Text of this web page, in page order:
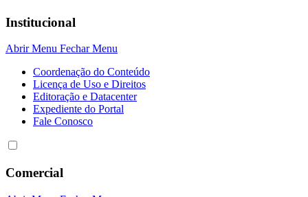
Institucional
Abrir Menu Fechar Menu
Coordenação do Conteúdo
Licença de Uso e Direitos
Editoração e Datacenter
Expediente do Portal
Fale Conosco
Comercial